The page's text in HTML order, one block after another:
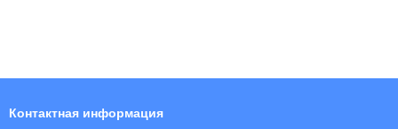
Контактная информация